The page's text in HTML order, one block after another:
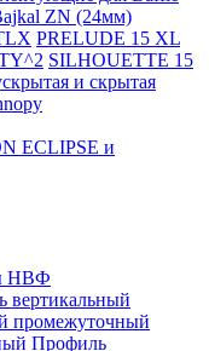
ZN (24мм)
PRELUDE 15 XL
SILHOUETTE 15
и скрытая
ECLIPSE и
НВФ
вертикальный
промежуточный
Профиль